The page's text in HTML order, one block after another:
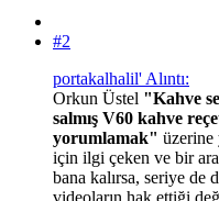
#2
portakalhalil' Alıntı:
Orkun Üstel "Kahve
salmış V60 kahve
yorumlamak" üzerine
için ilgi çeken ve bir
bana kalırsa, seriye de
videoların hak ettiği